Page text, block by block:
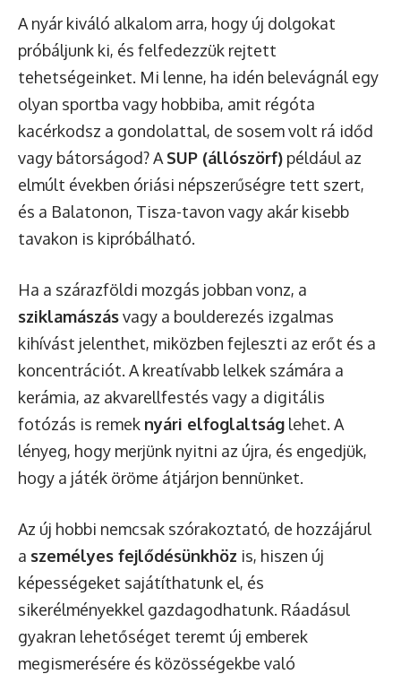
A nyár kiváló alkalom arra, hogy új dolgokat
próbáljunk ki, és felfedezzük rejtett
tehetségeinket. Mi lenne, ha idén belevágnál egy
olyan sportba vagy hobbiba, amit régóta
kacérkodsz a gondolattal, de sosem volt rá időd
vagy bátorságod? A SUP (állószörf) például az
elmúlt években óriási népszerűségre tett szert,
és a Balatonon, Tisza-tavon vagy akár kisebb
tavakon is kipróbálható.
Ha a szárazföldi mozgás jobban vonz, a
sziklamászásvagy a boulderezés izgalmas
kihívást jelenthet, miközben fejleszti az erőt és a
koncentrációt. A kreatívabb lelkek számára a
kerámia, az akvarellfestés vagy a digitális
fotózás is remek nyári elfoglaltság lehet. A
lényeg, hogy merjünk nyitni az újra, és engedjük,
hogy a játék öröme átjárjon bennünket.
Az új hobbi nemcsak szórakoztató, de hozzájárul
a személyes fejlődésünkhöz is, hiszen új
képességeket sajátíthatunk el, és
sikerélményekkel gazdagodhatunk. Ráadásul
gyakran lehetőséget teremt új emberek
megismerésére és közösségekbe való